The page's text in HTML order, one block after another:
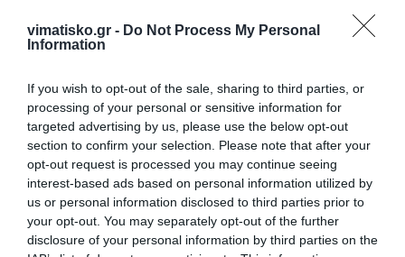
vimatisko.gr - Do Not Process My Personal
Information
If you wish to opt-out of the sale, sharing to third parties, or
processing of your personal or sensitive information for
targeted advertising by us, please use the below opt-out
section to confirm your selection. Please note that after your
opt-out request is processed you may continue seeing
interest-based ads based on personal information utilized by
us or personal information disclosed to third parties prior to
your opt-out. You may separately opt-out of the further
disclosure of your personal information by third parties on the